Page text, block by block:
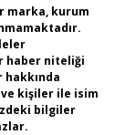
marka, kurum
haber niteliği
ve kişiler ile isim
bilgiler